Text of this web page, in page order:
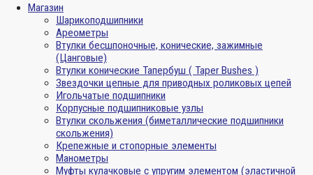
Магазин
Шарикоподшипники
Ареометры
Втулки бесшпоночные, конические, зажимные
(Цанговые)
Втулки конические Тапербуш ( Taper Bushes )
Звездочки цепные для приводных роликовых цепей
Игольчатые подшипники
Корпусные подшипниковые узлы
Втулки скольжения (биметаллические подшипники
скольжения)
Крепежные и стопорные элементы
Манометры
Муфты кулачковые с упругим элементом (эластичной